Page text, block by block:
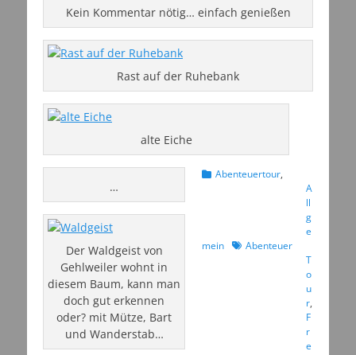
Kein Kommentar nötig… einfach genießen
Rast auf der Ruhebank
alte Eiche
…
Der Waldgeist von
Gehlweiler wohnt in
diesem Baum, kann man
doch gut erkennen
oder? mit Mütze, Bart
und Wanderstab…
Kategorien
Abenteuertour,
A
ll
g
e
mein Schlagworte
Abenteuer
T
o
u
r,
F
r
e